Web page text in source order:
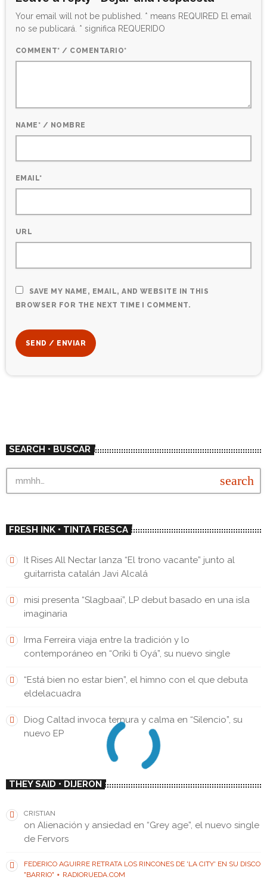
Your email will not be published. * means REQUIRED El email
no se publicará. * significa REQUERIDO
COMMENT* / COMENTARIO*
NAME* / NOMBRE
EMAIL*
URL
SAVE MY NAME, EMAIL, AND WEBSITE IN THIS
BROWSER FOR THE NEXT TIME I COMMENT.
SEARCH • BUSCAR
search
FRESH INK • TINTA FRESCA
It Rises All Nectar lanza “El trono vacante” junto al
guitarrista catalán Javi Alcalá
misi presenta “Slagbaai”, LP debut basado en una isla
imaginaria
Irma Ferreira viaja entre la tradición y lo
contemporáneo en “Oríkì ti Oyá”, su nuevo single
“Está bien no estar bien”, el himno con el que debuta
eldelacuadra
Diog Caltad invoca ternura y calma en “Silencio”, su
nuevo EP
THEY SAID • DIJERON
CRISTIAN
on Alienación y ansiedad en “Grey age”, el nuevo single
de Fervors
FEDERICO AGUIRRE RETRATA LOS RINCONES DE 'LA CITY' EN SU DISCO
"BARRIO" ⋆ RADIORUEDA.COM